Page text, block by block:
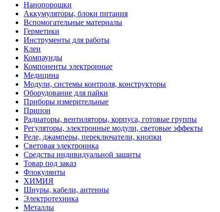
Нанопорошки
Аккумуляторы, блоки питания
Вспомогательные материалы
Герметики
Инструменты для работы
Клеи
Компаунды
Компоненты электронные
Медицина
Модули, системы контроля, конструкторы
Оборудование для пайки
Приборы измерительные
Припои
Радиаторы, вентиляторы, корпуса, готовые группы
Регуляторы, электронные модули, световые эффекты
Реле, джамперы, переключатели, кнопки
Световая электроника
Средства индивидуальной защиты
Товар под заказ
Флокулянты
ХИМИЯ
Шнуры, кабели, антенны
Электротехника
Металлы